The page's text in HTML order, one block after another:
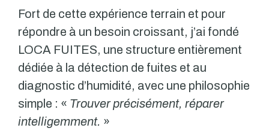
Fort de cette expérience terrain et pour
répondre à un besoin croissant, j’ai fondé
LOCA FUITES, une structure entièrement
dédiée à la détection de fuites et au
diagnostic d’humidité, avec une philosophie
simple : « Trouver précisément, réparer
intelligemment. »